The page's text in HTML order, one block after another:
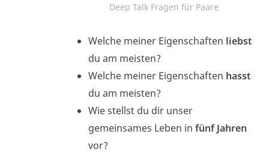
Deep Talk Fragen für Paare
Welche meiner Eigenschaften liebst
du am meisten?
Welche meiner Eigenschaften hasst
du am meisten?
Wie stellst du dir unser
gemeinsames Leben in fünf Jahren
vor?